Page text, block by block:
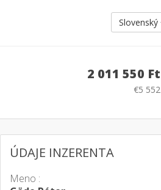
Slovenský
2 011 550 Ft
€5 552
ÚDAJE INZERENTA
Meno :